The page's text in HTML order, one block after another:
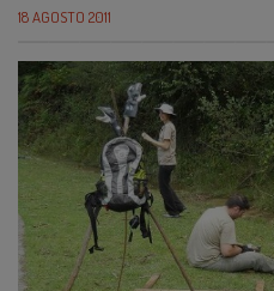
18 AGOSTO 2011